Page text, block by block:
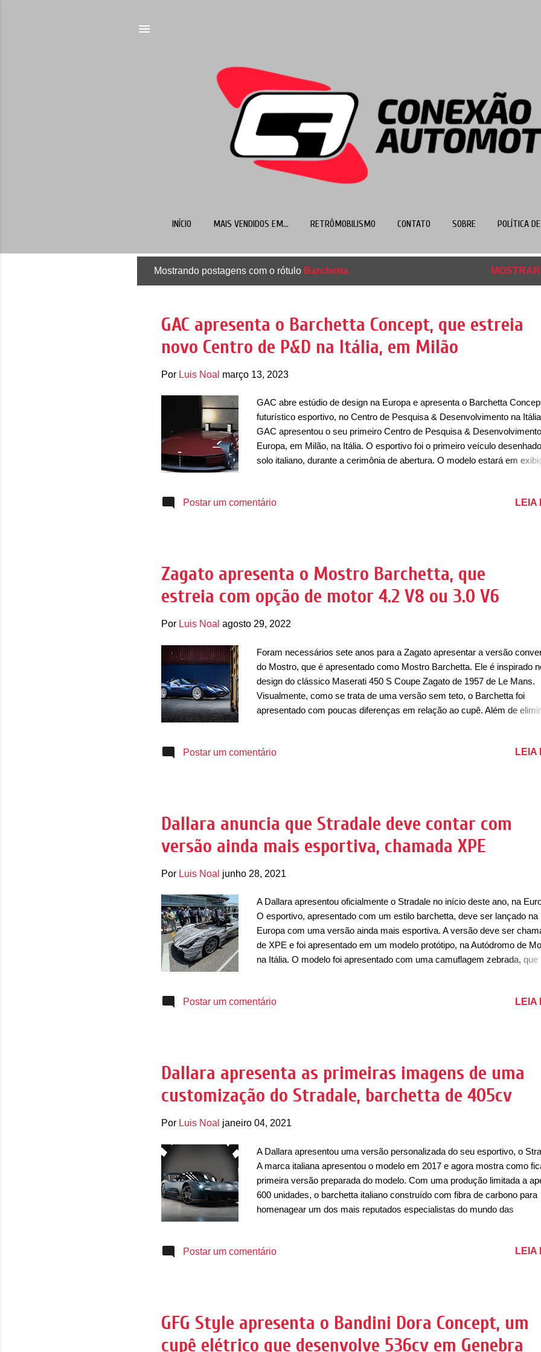
INÍCIO MAIS VENDIDOS EM... RETRÔMOBILISMO CONTATO SOBRE POLÍTICA
Mostrando postagens com o rótulo Barchetta
GAC apresenta o Barchetta Concept, que estreia
novo Centro de P&D na Itália, em Milão
Por Luis Noal março 13, 2023
GAC abre estúdio de design na Europa e apresenta o Barchetta
futurístico esportivo, no Centro de Pesquisa & Desenvolvimento na
GAC apresentou o seu primeiro Centro de Pesquisa &
Europa, em Milão, na Itália. O esportivo foi o primeiro veículo
solo italiano, durante a cerimônia de abertura. O modelo estará em
ano de 2050 dos carros esportivos. O conceito não possui portas,
volumes como os carros atuais. Sendo um Barchetta, o esportivo pode
o teto e é onde os dois ocup...
Postar um comentário LEIA
Zagato apresenta o Mostro Barchetta, que
estreia com opção de motor 4.2 V8 ou 3.0 V6
Por Luis Noal agosto 29, 2022
Foram necessários sete anos para a Zagato apresentar a versão
do Mostro, que é apresentado como Mostro Barchetta. Ele é inspirado
design do clássico Maserati 450 S Coupe Zagato de 1957 de Le Mans.
Visualmente, como se trata de uma versão sem teto, o Barchetta foi
apresentado com poucas diferenças em relação ao cupê. Além de
saliências da carroceria atrás dos bancos, além de um novo desenho
percebe o quão longa é a sua dianteira, enquanto as portas ficam bem
próximas do eixo traseiro. As rodas são multiraiadas ...
Postar um comentário LEIA
Dallara anuncia que Stradale deve contar com
versão ainda mais esportiva, chamada XPE
Por Luis Noal junho 28, 2021
A Dallara apresentou oficialmente o Stradale no início deste ano, na
O esportivo, apresentado com um estilo barchetta, deve ser lançado na
Europa com uma versão ainda mais esportiva. A versão deve ser
de XPE e foi apresentado em um modelo protótipo, na Autódromo de
na Itália. O modelo foi apresentado com uma camuflagem zebrada, que
principalmente no seu conjunto aerodinâmico, com um novo para-
aerofólio, contra os 820kg das versões mais simples. Na mecânica, o
barchetta é equipado nas versões mais simples com um motor Ford, o
EcoBo...
Postar um comentário LEIA
Dallara apresenta as primeiras imagens de uma
customização do Stradale, barchetta de 405cv
Por Luis Noal janeiro 04, 2021
A Dallara apresentou uma versão personalizada do seu esportivo, o
A marca italiana apresentou o modelo em 2017 e agora mostra como
primeira versão preparada do modelo. Com uma produção limitada a
600 unidades, o barchetta italiano construído com fibra de carbono para
homenagear um dos mais reputados especialistas do mundo das
Bugatti, responsável por modelos como o Bugatti EB-110 e o próprio
décadas, o Fiat G.91. Isso fica claro pelo tom de azul da carroceria com
textura fosca. Há ainda vários adesivos alusivos à bandeira da Itália ...
Postar um comentário LEIA
GFG Style apresenta o Bandini Dora Concept, um
cupê elétrico que desenvolve 536cv em Genebra